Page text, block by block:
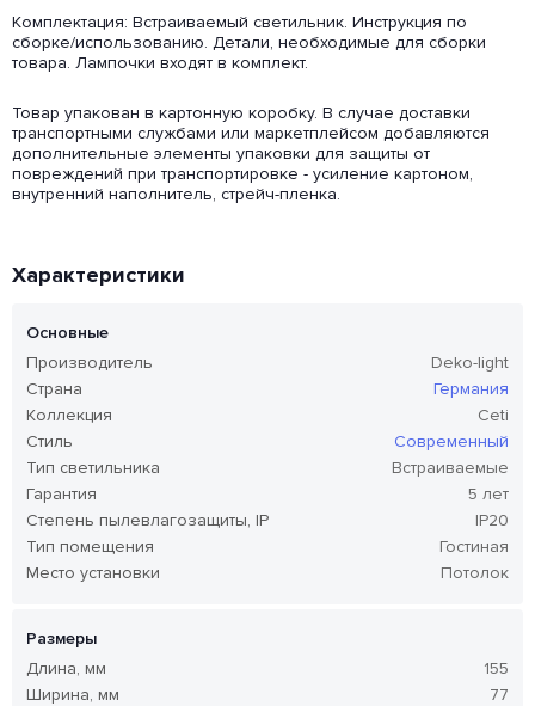
Комплектация: Встраиваемый светильник. Инструкция по
сборке/использованию. Детали, необходимые для сборки
товара. Лампочки входят в комплект.
Товар упакован в картонную коробку. В случае доставки
транспортными службами или маркетплейсом добавляются
дополнительные элементы упаковки для защиты от
повреждений при транспортировке - усиление картоном,
внутренний наполнитель, стрейч-пленка.
Характеристики
Основные
Производитель
Deko-light
Страна
Германия
Коллекция
Ceti
Стиль
Современный
Тип светильника
Встраиваемые
Гарантия
5 лет
Степень пылевлагозащиты, IP
IP20
Тип помещения
Гостиная
Место установки
Потолок
Размеры
Длина, мм
155
Ширина, мм
77